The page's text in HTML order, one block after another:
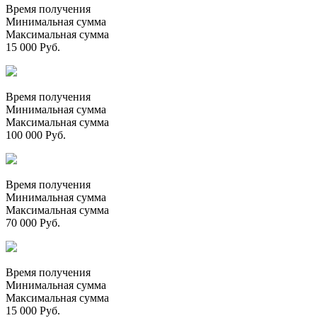
Время получения
Минимальная сумма
Максимальная сумма
15 000 Руб.
Время получения
Минимальная сумма
Максимальная сумма
100 000 Руб.
Время получения
Минимальная сумма
Максимальная сумма
70 000 Руб.
Время получения
Минимальная сумма
Максимальная сумма
15 000 Руб.